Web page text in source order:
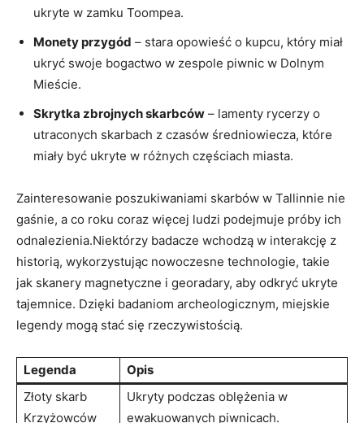
ukryte w zamku Toompea.
Monety ‍przygód – ⁤stara opowieść o kupcu, który miał
ukryć ‌swoje bogactwo w zespole piwnic w Dolnym
⁣Mieście.
Skrytka ‌zbrojnych skarbców ⁣– lamenty rycerzy o
utraconych skarbach z czasów średniowiecza, które
miały być ukryte⁢ w różnych częściach miasta.
Zainteresowanie ⁢poszukiwaniami skarbów w Tallinnie nie⁣
gaśnie, a​ co roku coraz więcej ludzi podejmuje próby ich⁣
odnalezienia.Niektórzy badacze wchodzą w interakcję z
historią, ‍wykorzystując nowoczesne⁤ technologie, takie
⁣jak skanery‌ magnetyczne i georadary, aby odkryć ⁤ukryte
tajemnice. Dzięki‍ badaniom ⁢archeologicznym, miejskie
legendy​ mogą stać się rzeczywistością.
Legenda
Opis
Złoty skarb
Krzyżowców
Ukryty ‍podczas oblężenia‌ w
ewakuowanych piwnicach.